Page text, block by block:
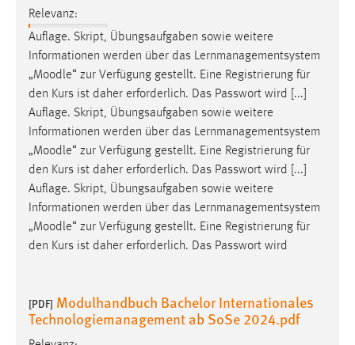
Relevanz:
Auflage. Skript, Übungsaufgaben sowie weitere
Informationen werden über das Lernmanagementsystem
„Moodle“ zur Verfügung gestellt. Eine Registrierung für
den Kurs ist daher erforderlich. Das Passwort wird [...]
Auflage. Skript, Übungsaufgaben sowie weitere
Informationen werden über das Lernmanagementsystem
„Moodle“ zur Verfügung gestellt. Eine Registrierung für
den Kurs ist daher erforderlich. Das Passwort wird [...]
Auflage. Skript, Übungsaufgaben sowie weitere
Informationen werden über das Lernmanagementsystem
„Moodle“ zur Verfügung gestellt. Eine Registrierung für
den Kurs ist daher erforderlich. Das Passwort wird
[PDF] Modulhandbuch Bachelor Internationales
Technologiemanagement ab SoSe 2024.pdf
Cookie Laufzeit:
Max. 13 Monate
MARKETING
Marketing Cookies werden von Drittanbietern
verwendet, um personalisierte Werbung anzuzeigen.
Sie tun dies, indem sie Besucher über Websites
hinweg verfolgen.
Google Ads
Name:
Anbieter:
Google Ireland Limited